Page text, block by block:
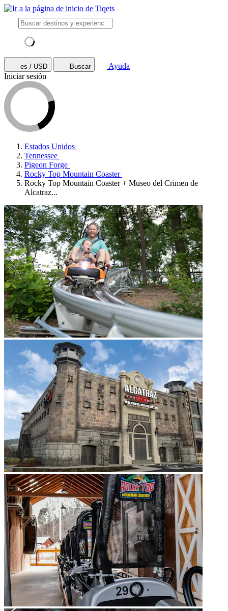
es / USD Buscar
Ayuda
Iniciar sesión
Estados Unidos
Tennessee
Pigeon Forge
Rocky Top Mountain Coaster
Rocky Top Mountain Coaster + Museo del Crimen de
Alcatraz...